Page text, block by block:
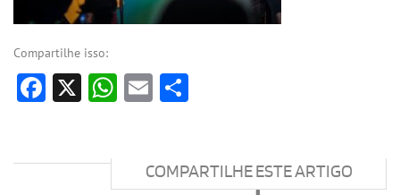
Compartilhe isso:
Facebook
X WhatsApp
Email
COMPARTILHE ESTE ARTIGO